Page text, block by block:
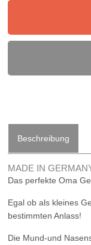
Beschreibung
MADE IN
Das perfekte Oma
Egal ob als kleines
bestimmten Anlass!
Die Mund-und